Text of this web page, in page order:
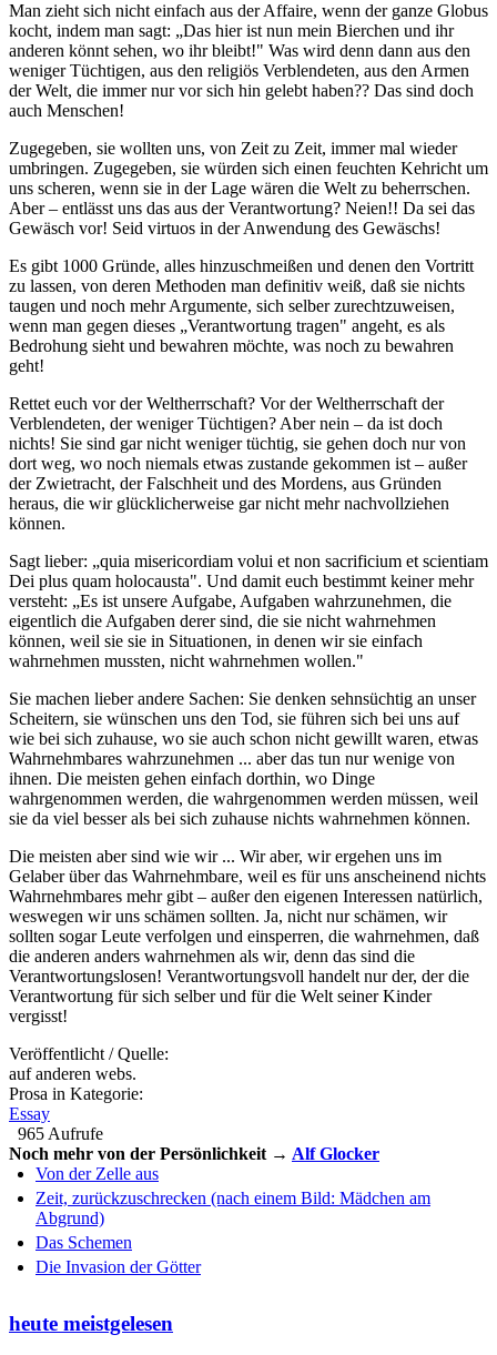
Man zieht sich nicht einfach aus der Affaire, wenn der ganze Globus
kocht, indem man sagt: „Das hier ist nun mein Bierchen und ihr
anderen könnt sehen, wo ihr bleibt!" Was wird denn dann aus den
weniger Tüchtigen, aus den religiös Verblendeten, aus den Armen
der Welt, die immer nur vor sich hin gelebt haben?? Das sind doch
auch Menschen!
Zugegeben, sie wollten uns, von Zeit zu Zeit, immer mal wieder
umbringen. Zugegeben, sie würden sich einen feuchten Kehricht um
uns scheren, wenn sie in der Lage wären die Welt zu beherrschen.
Aber – entlässt uns das aus der Verantwortung? Neien!! Da sei das
Gewäsch vor! Seid virtuos in der Anwendung des Gewäschs!
Es gibt 1000 Gründe, alles hinzuschmeißen und denen den Vortritt
zu lassen, von deren Methoden man definitiv weiß, daß sie nichts
taugen und noch mehr Argumente, sich selber zurechtzuweisen,
wenn man gegen dieses „Verantwortung tragen" angeht, es als
Bedrohung sieht und bewahren möchte, was noch zu bewahren
geht!
Rettet euch vor der Weltherrschaft? Vor der Weltherrschaft der
Verblendeten, der weniger Tüchtigen? Aber nein – da ist doch
nichts! Sie sind gar nicht weniger tüchtig, sie gehen doch nur von
dort weg, wo noch niemals etwas zustande gekommen ist – außer
der Zwietracht, der Falschheit und des Mordens, aus Gründen
heraus, die wir glücklicherweise gar nicht mehr nachvollziehen
können.
Sagt lieber: „quia misericordiam volui et non sacrificium et scientiam
Dei plus quam holocausta". Und damit euch bestimmt keiner mehr
versteht: „Es ist unsere Aufgabe, Aufgaben wahrzunehmen, die
eigentlich die Aufgaben derer sind, die sie nicht wahrnehmen
können, weil sie sie in Situationen, in denen wir sie einfach
wahrnehmen mussten, nicht wahrnehmen wollen."
Sie machen lieber andere Sachen: Sie denken sehnsüchtig an unser
Scheitern, sie wünschen uns den Tod, sie führen sich bei uns auf
wie bei sich zuhause, wo sie auch schon nicht gewillt waren, etwas
Wahrnehmbares wahrzunehmen ... aber das tun nur wenige von
ihnen. Die meisten gehen einfach dorthin, wo Dinge
wahrgenommen werden, die wahrgenommen werden müssen, weil
sie da viel besser als bei sich zuhause nichts wahrnehmen können.
Die meisten aber sind wie wir ... Wir aber, wir ergehen uns im
Gelaber über das Wahrnehmbare, weil es für uns anscheinend nichts
Wahrnehmbares mehr gibt – außer den eigenen Interessen natürlich,
weswegen wir uns schämen sollten. Ja, nicht nur schämen, wir
sollten sogar Leute verfolgen und einsperren, die wahrnehmen, daß
die anderen anders wahrnehmen als wir, denn das sind die
Verantwortungslosen! Verantwortungsvoll handelt nur der, der die
Verantwortung für sich selber und für die Welt seiner Kinder
vergisst!
Veröffentlicht / Quelle:
auf anderen webs.
Prosa in Kategorie:
Essay
965 Aufrufe
Noch mehr von der Persönlichkeit → Alf Glocker
Von der Zelle aus
Zeit, zurückzuschrecken (nach einem Bild: Mädchen am
Abgrund)
Das Schemen
Die Invasion der Götter
heute meistgelesen